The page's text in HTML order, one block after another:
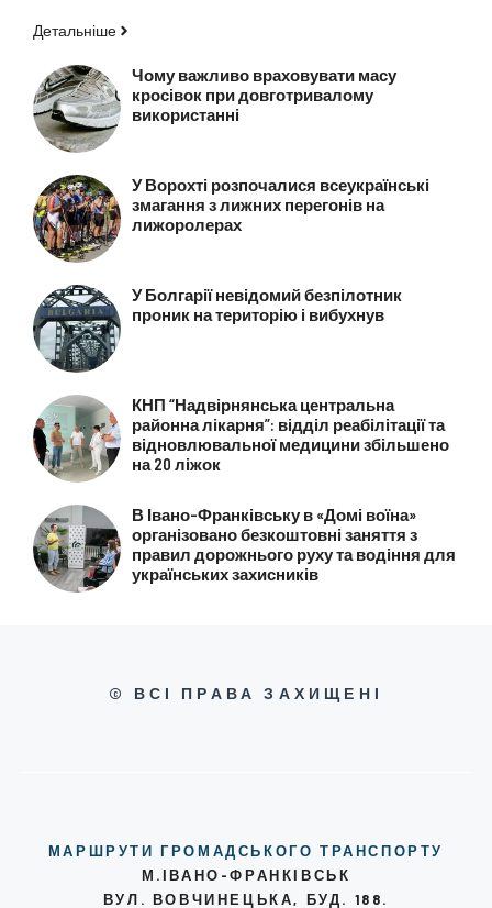
Детальніше
Чому важливо враховувати масу
кросівок при довготривалому
використанні
У Ворохті розпочалися всеукраїнські
змагання з лижних перегонів на
лижоролерах
У Болгарії невідомий безпілотник
проник на територію і вибухнув
КНП “Надвірнянська центральна
районна лікарня”: відділ реабілітації та
відновлювальної медицини збільшено
на 20 ліжок
В Івано-Франківську в «Домі воїна»
організовано безкоштовні заняття з
правил дорожнього руху та водіння для
українських захисників
© ВСІ ПРАВА ЗАХИЩЕНІ
МАРШРУТИ ГРОМАДСЬКОГО ТРАНСПОРТУ
М.ІВАНО-ФРАНКІВСЬК
ВУЛ. ВОВЧИНЕЦЬКА, БУД. 188.